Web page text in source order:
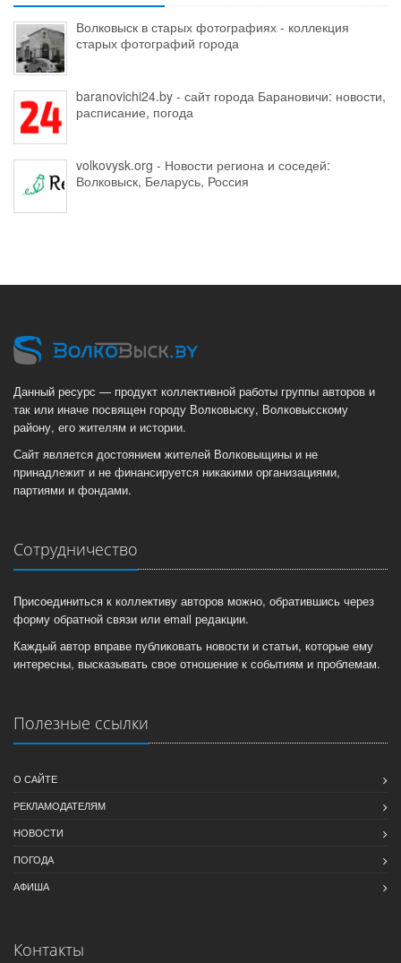
Волковыск в старых фотографиях - коллекция
старых фотографий города
baranovichi24.by - сайт города Барановичи: новости,
расписание, погода
volkovysk.org - Новости региона и соседей:
Волковыск, Беларусь, Россия
Данный ресурс — продукт коллективной работы группы авторов и
так или иначе посвящен городу Волковыску, Волковысскому
району, его жителям и истории.
Сайт является достоянием жителей Волковыщины и не
принадлежит и не финансируется никакими организациями,
партиями и фондами.
Сотрудничество
Присоединиться к коллективу авторов можно, обратившись через
форму обратной связи или email редакции.
Каждый автор вправе публиковать новости и статьи, которые ему
интересны, высказывать свое отношение к событиям и проблемам.
Полезные ссылки
О САЙТЕ
РЕКЛАМОДАТЕЛЯМ
НОВОСТИ
ПОГОДА
АФИША
Контакты